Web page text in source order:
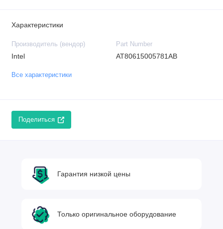
Характеристики
Производитель (вендор)
Intel
Part Number
AT80615005781AB
Все характеристики
Поделиться
Гарантия низкой цены
Только оригинальное оборудование